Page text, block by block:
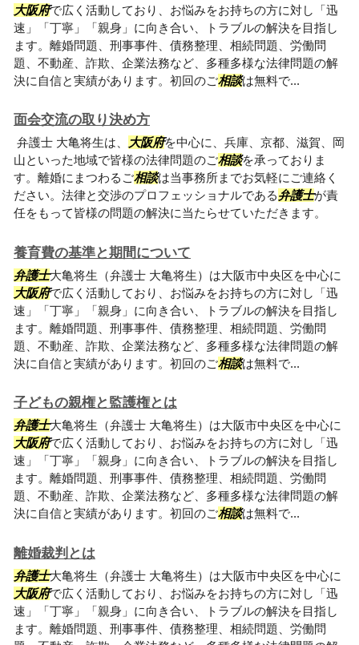
大阪府で広く活動しており、お悩みをお持ちの方に対し「迅
速」「丁寧」「親身」に向き合い、トラブルの解決を目指し
ます。離婚問題、刑事事件、債務整理、相続問題、労働問
題、不動産、詐欺、企業法務など、多種多様な法律問題の解
決に自信と実績があります。初回のご相談は無料で...
面会交流の取り決め方
弁護士 大亀将生は、 大阪府を中心に、兵庫、京都、滋賀、岡
山といった地域で皆様の法律問題のご相談を承っておりま
す。離婚にまつわるご相談は当事務所までお気軽にご連絡く
ださい。法律と交渉のプロフェッショナルである弁護士が責
任をもって皆様の問題の解決に当たらせていただきます。
養育費の基準と期間について
弁護士大亀将生（弁護士 大亀将生）は大阪市中央区を中心に
大阪府で広く活動しており、お悩みをお持ちの方に対し「迅
速」「丁寧」「親身」に向き合い、トラブルの解決を目指し
ます。離婚問題、刑事事件、債務整理、相続問題、労働問
題、不動産、詐欺、企業法務など、多種多様な法律問題の解
決に自信と実績があります。初回のご相談は無料で...
子どもの親権と監護権とは
弁護士大亀将生（弁護士 大亀将生）は大阪市中央区を中心に
大阪府で広く活動しており、お悩みをお持ちの方に対し「迅
速」「丁寧」「親身」に向き合い、トラブルの解決を目指し
ます。離婚問題、刑事事件、債務整理、相続問題、労働問
題、不動産、詐欺、企業法務など、多種多様な法律問題の解
決に自信と実績があります。初回のご相談は無料で...
離婚裁判とは
弁護士大亀将生（弁護士 大亀将生）は大阪市中央区を中心に
大阪府で広く活動しており、お悩みをお持ちの方に対し「迅
速」「丁寧」「親身」に向き合い、トラブルの解決を目指し
ます。離婚問題、刑事事件、債務整理、相続問題、労働問